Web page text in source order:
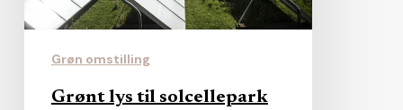
undersøgelser
Grøn omstilling
Grønt lys til solcellepark